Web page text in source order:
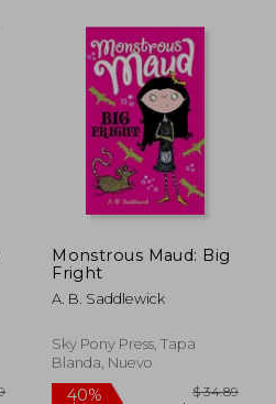
40%
dcto.
Monstrous Maud: Big
Fright
A. B. Saddlewick
Sky Pony Press, Tapa
Blanda, Nuevo